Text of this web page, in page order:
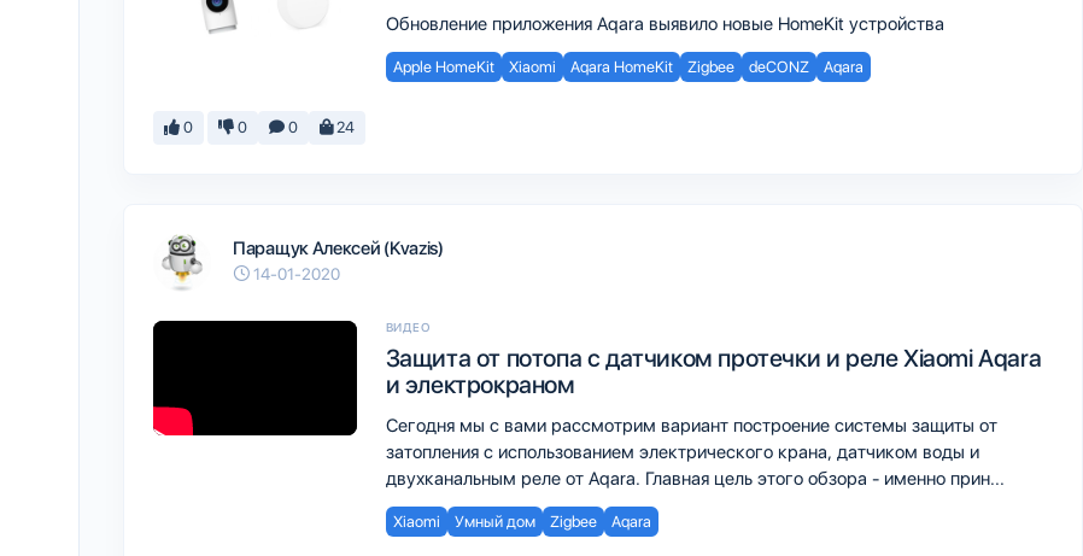
Обновление приложения Aqara выявило новые HomeKit устройства
Apple HomeKit Xiaomi Aqara HomeKit Zigbee deCONZ Aqara
0 0 0 24
Паращук Алексей (Kvazis)
14-01-2020
ВИДЕО
Защита от потопа с датчиком протечки и реле Xiaomi Aqara
и электрокраном
Сегодня мы с вами рассмотрим вариант построение системы защиты от
затопления с использованием электрического крана, датчиком воды и
двухканальным реле от Aqara. Главная цель этого обзора - именно прин...
Xiaomi Умный дом Zigbee Aqara